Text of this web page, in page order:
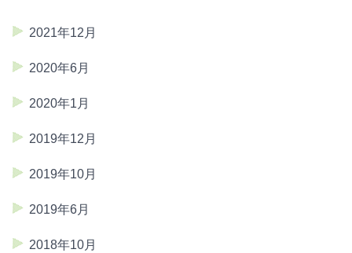
2021年12月
2020年6月
2020年1月
2019年12月
2019年10月
2019年6月
2018年10月